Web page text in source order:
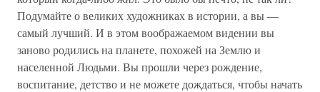
Подумайте о великих художниках в истории, а вы —
самый лучший. И в этом воображаемом видении вы
заново родились на планете, похожей на Землю и
населенной Людьми. Вы прошли через рождение,
воспитание, детство и не можете дождаться, чтобы начать